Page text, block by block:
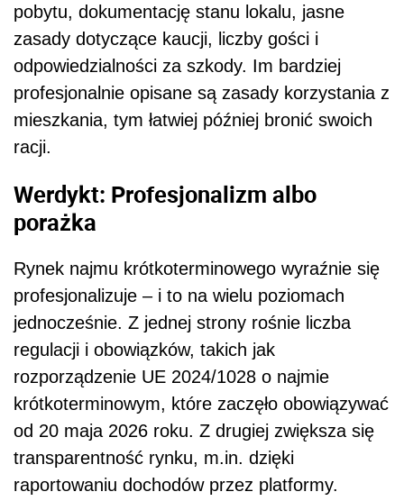
pobytu, dokumentację stanu lokalu, jasne
zasady dotyczące kaucji, liczby gości i
odpowiedzialności za szkody. Im bardziej
profesjonalnie opisane są zasady korzystania z
mieszkania, tym łatwiej później bronić swoich
racji.
Werdykt: Profesjonalizm albo
porażka
Rynek najmu krótkoterminowego wyraźnie się
profesjonalizuje – i to na wielu poziomach
jednocześnie. Z jednej strony rośnie liczba
regulacji i obowiązków, takich jak
rozporządzenie UE 2024/1028 o najmie
krótkoterminowym, które zaczęło obowiązywać
od 20 maja 2026 roku. Z drugiej zwiększa się
transparentność rynku, m.in. dzięki
raportowaniu dochodów przez platformy.